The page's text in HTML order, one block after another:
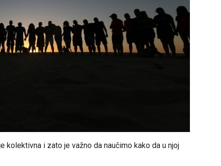
kolektivna i zato je važno da naučimo kako da u njoj